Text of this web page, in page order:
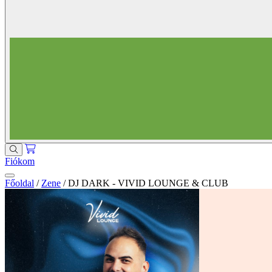
Fiókom
Főoldal / Zene / DJ DARK - VIVID LOUNGE & CLUB